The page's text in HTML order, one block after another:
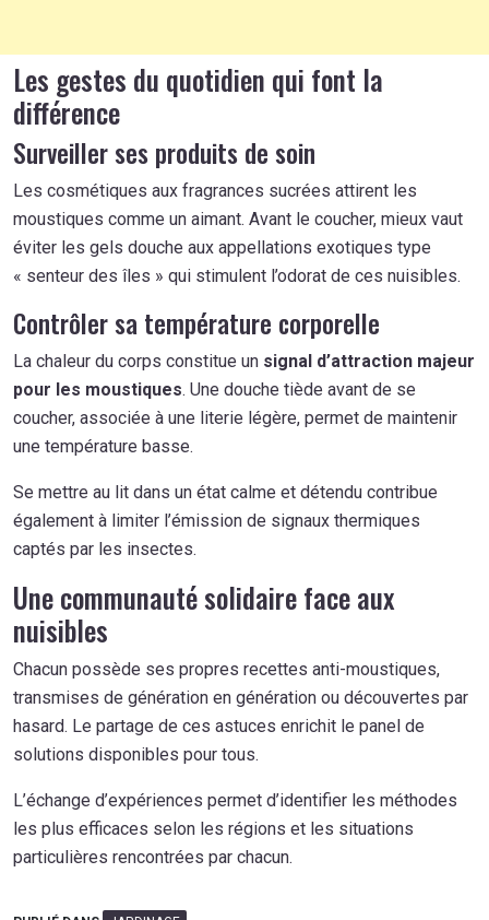
Les gestes du quotidien qui font la
différence
Surveiller ses produits de soin
Les cosmétiques aux fragrances sucrées attirent les
moustiques comme un aimant. Avant le coucher, mieux vaut
éviter les gels douche aux appellations exotiques type
« senteur des îles » qui stimulent l’odorat de ces nuisibles.
Contrôler sa température corporelle
La chaleur du corps constitue un signal d’attraction majeur
pour les moustiques. Une douche tiède avant de se
coucher, associée à une literie légère, permet de maintenir
une température basse.
Se mettre au lit dans un état calme et détendu contribue
également à limiter l’émission de signaux thermiques
captés par les insectes.
Une communauté solidaire face aux
nuisibles
Chacun possède ses propres recettes anti-moustiques,
transmises de génération en génération ou découvertes par
hasard. Le partage de ces astuces enrichit le panel de
solutions disponibles pour tous.
L’échange d’expériences permet d’identifier les méthodes
les plus efficaces selon les régions et les situations
particulières rencontrées par chacun.